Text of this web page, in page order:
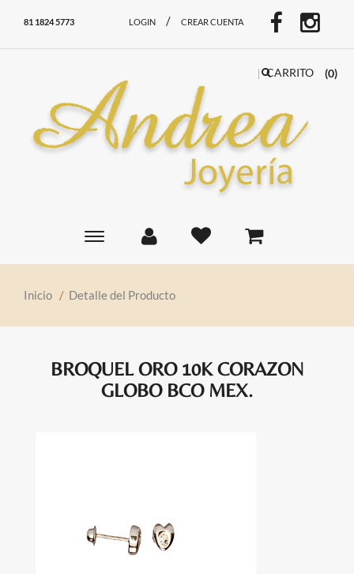
81 1824 5773 LOGIN / CREAR CUENTA
Toggle
CARRITO (0)
Inicio / Detalle del Producto
BROQUEL ORO 10K CORAZON
GLOBO BCO MEX.